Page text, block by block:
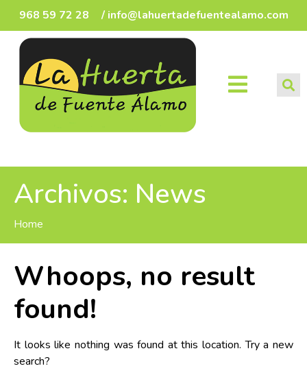
968 59 72 28 / info@lahuertadefuentealamo.com
Archivos: News
Home
Whoops, no result
found!
It looks like nothing was found at this location. Try a new
search?